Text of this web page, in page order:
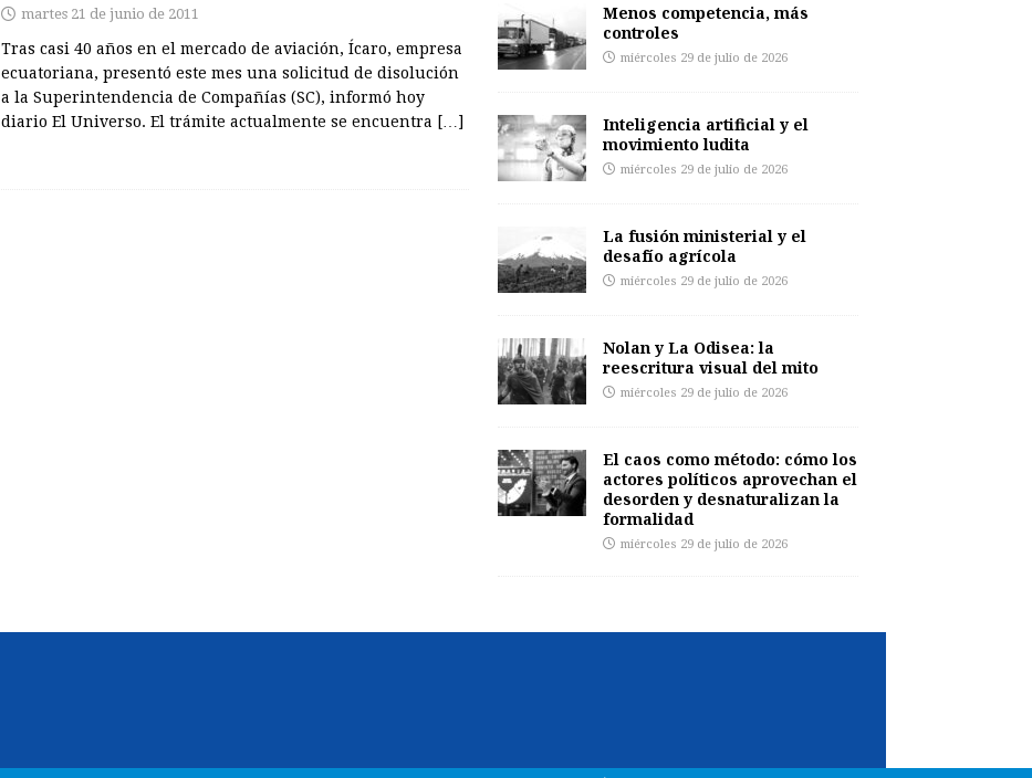
martes 21 de junio de 2011
Tras casi 40 años en el mercado de aviación, Ícaro, empresa
ecuatoriana, presentó este mes una solicitud de disolución
a la Superintendencia de Compañías (SC), informó hoy
diario El Universo. El trámite actualmente se encuentra […]
Menos competencia, más
controles
miércoles 29 de julio de 2026
Inteligencia artificial y el
movimiento ludita
miércoles 29 de julio de 2026
La fusión ministerial y el
desafío agrícola
miércoles 29 de julio de 2026
Nolan y La Odisea: la
reescritura visual del mito
miércoles 29 de julio de 2026
El caos como método: cómo los
actores políticos aprovechan el
desorden y desnaturalizan la
formalidad
miércoles 29 de julio de 2026